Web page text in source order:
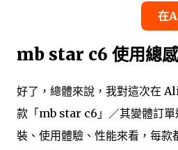
在
mb star c6 使用總
好了，總體來說，我對這次在
款「mb star c6」／其變體訂單
裝、使用體驗、性能來看，每款